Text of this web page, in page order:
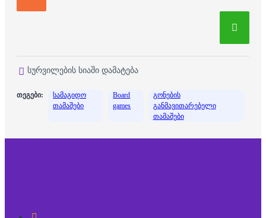
სურვილების სიაში დამატება
თეგები:
სამაგიდო
თამაშები
Board
games
გონების
განმავითარებელი
თამაშები